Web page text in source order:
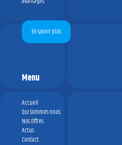
En savoir plus
Menu
Accueil
Qui Sommes-nous
Nos Offres
Actus
Contact